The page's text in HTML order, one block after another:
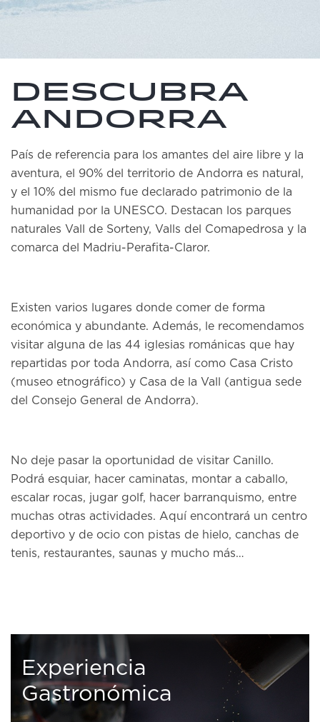
Descubra
Andorra
País de referencia para los amantes del aire libre y la
aventura, el 90% del territorio de Andorra es natural,
y el 10% del mismo fue declarado patrimonio de la
humanidad por la UNESCO. Destacan los parques
naturales Vall de Sorteny, Valls del Comapedrosa y la
comarca del Madriu-Perafita-Claror.
Existen varios lugares donde comer de forma
económica y abundante. Además, le recomendamos
visitar alguna de las 44 iglesias románicas que hay
repartidas por toda Andorra, así como Casa Cristo
(museo etnográfico) y Casa de la Vall (antigua sede
del Consejo General de Andorra).
No deje pasar la oportunidad de visitar Canillo.
Podrá esquiar, hacer caminatas, montar a caballo,
escalar rocas, jugar golf, hacer barranquismo, entre
muchas otras actividades. Aquí encontrará un centro
deportivo y de ocio con pistas de hielo, canchas de
tenis, restaurantes, saunas y mucho más…
Experiencia
Gastronómica